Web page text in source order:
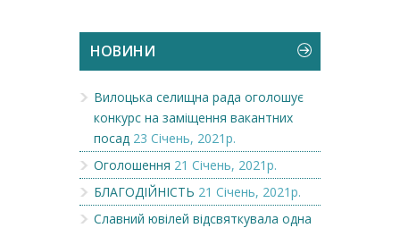
НОВИНИ
Вилоцька селищна рада оголошує
конкурс на заміщення вакантних
посад 23 Січень, 2021р.
Оголошення 21 Січень, 2021р.
БЛАГОДІЙНІСТЬ 21 Січень, 2021р.
Славний ювілей відсвяткувала одна